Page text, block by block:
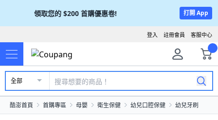
領取您的 $200 首購優惠卷! 打開 App
客服中心
註冊會員
登入
全部
酷澎首頁 首購專區 母嬰 衛生保健 幼兒口腔保健 幼兒牙刷